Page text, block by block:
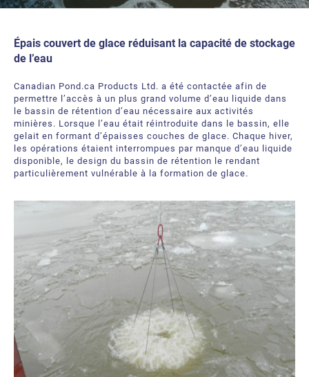
Déglaçage
Aération
Innovation développement
Bubble Tubing® Technologies
Nouvelles
Ressources
À Propos
Bubble Tubing®
Notre offre de services
FAQ
Épais couvert de glace réduisant la capacité de stockage
de l’eau
Canadian Pond.ca Products Ltd. a été contactée afin de
permettre l’accès à un plus grand volume d’eau liquide dans
le bassin de rétention d’eau nécessaire aux activités
minières. Lorsque l’eau était réintroduite dans le bassin, elle
gelait en formant d’épaisses couches de glace. Chaque hiver,
les opérations étaient interrompues par manque d’eau liquide
disponible, le design du bassin de rétention le rendant
particulièrement vulnérable à la formation de glace.